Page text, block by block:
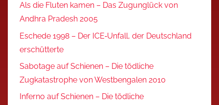
Als die Fluten kamen – Das Zugunglück von
Andhra Pradesh 2005
Eschede 1998 – Der ICE‑Unfall, der Deutschland
erschütterte
Sabotage auf Schienen – Die tödliche
Zugkatastrophe von Westbengalen 2010
Inferno auf Schienen – Die tödliche